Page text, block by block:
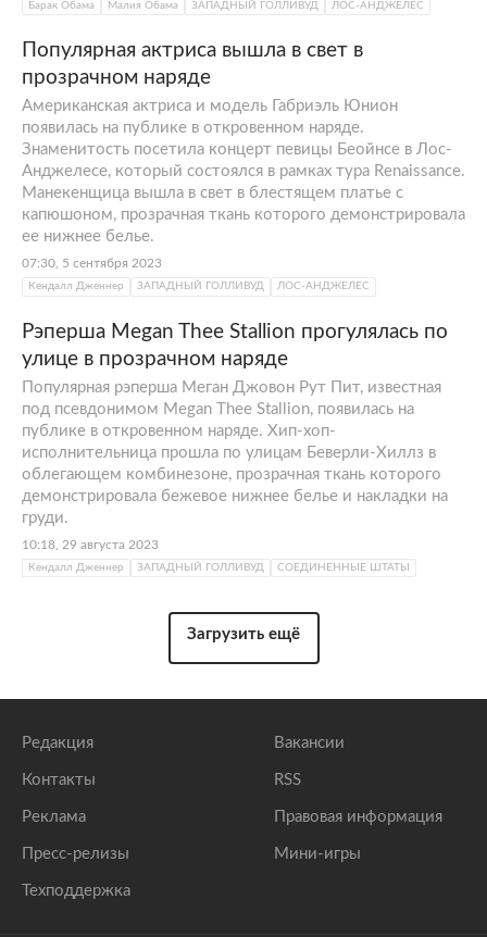
Барак Обама Малия Обама ЗАПАДНЫЙ ГОЛЛИВУД ЛОС-АНДЖЕЛЕС
Популярная актриса вышла в свет в
прозрачном наряде
Американская актриса и модель Габриэль Юнион
появилась на публике в откровенном наряде.
Знаменитость посетила концерт певицы Беойнсе в Лос-
Анджелесе, который состоялся в рамках тура Renaissance.
Манекенщица вышла в свет в блестящем платье с
капюшоном, прозрачная ткань которого демонстрировала
ее нижнее белье.
07:30, 5 сентября 2023
Кендалл Дженнер ЗАПАДНЫЙ ГОЛЛИВУД ЛОС-АНДЖЕЛЕС
Рэперша Megan Thee Stallion прогулялась по
улице в прозрачном наряде
Популярная рэперша Меган Джовон Рут Пит, известная
под псевдонимом Megan Thee Stallion, появилась на
публике в откровенном наряде. Хип-хоп-
исполнительница прошла по улицам Беверли-Хиллз в
облегающем комбинезоне, прозрачная ткань которого
демонстрировала бежевое нижнее белье и накладки на
груди.
10:18, 29 августа 2023
Кендалл Дженнер ЗАПАДНЫЙ ГОЛЛИВУД СОЕДИНЕННЫЕ ШТАТЫ
Загрузить ещё
Редакция
Контакты
Реклама
Пресс-релизы
Техподдержка
Вакансии
RSS
Правовая информация
Мини-игры